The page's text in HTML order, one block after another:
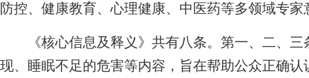
防控、健康教育、心理健康、中医药等多领域专家
《核心信息及释义》共有八条。第一、二、三
现、睡眠不足的危害等内容，旨在帮助公众正确